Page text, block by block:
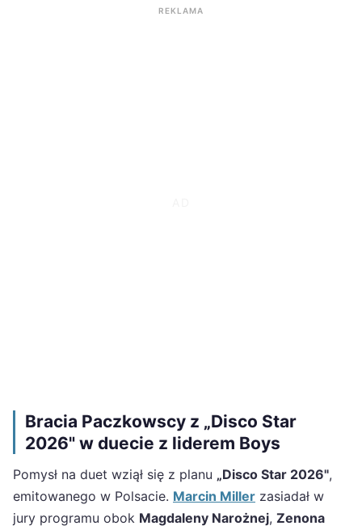
REKLAMA
Bracia Paczkowscy z „Disco Star
2026" w duecie z liderem Boys
Pomysł na duet wziął się z planu „Disco Star 2026",
emitowanego w Polsacie. Marcin Miller zasiadał w
jury programu obok Magdaleny Narożnej, Zenona